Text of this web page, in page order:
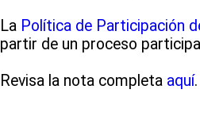
La Política de Participación
partir de un proceso
Revisa la nota completa aquí.